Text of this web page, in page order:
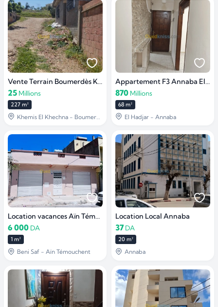
Vente Terrain Boumerdès Khemis el khechna
25 Millions
227 m²
Khemis El Khechna - Boumerdès
Appartement F3 Annaba El hadjar
870 Millions
68 m²
El Hadjar - Annaba
Location vacances Aïn Témouchent Beni saf
6 000 DA
1 m²
Beni Saf - Aïn Témouchent
Location Local Annaba
37 DA
20 m²
Annaba